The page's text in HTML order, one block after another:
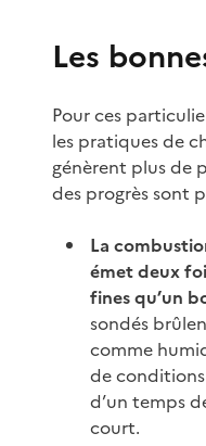
Les
Pour ces
les pratiques de
génèrent plus de
des progrès sont
La
émet deux
fines qu’un
sondés
comme
de
d’un temps
court.